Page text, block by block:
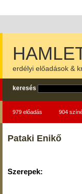
erdélyi előadások &
keresés
979 előadás 904
Pataki Enikő
Szerepek: